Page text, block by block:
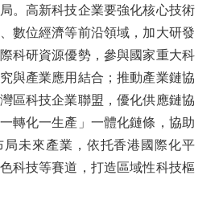
。高新科技企業要強化核心技術
數位經濟等前沿領域，加大研發
科研資源優勢，參與國家重大科
與產業應用結合；推動產業鏈協
區科技企業聯盟，優化供應鏈協
轉化一生產」一體化鏈條，協助
未來產業，依托香港國際化平
科技等賽道，打造區域性科技樞